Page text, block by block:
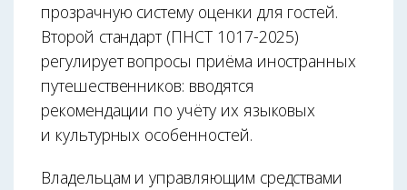
прозрачную систему оценки для гостей.
Второй стандарт (ПНСТ 1017-2025)
регулирует вопросы приёма иностранных
путешественников: вводятся
рекомендации по учёту их языковых
и культурных особенностей.
Владельцам и управляющим средствами